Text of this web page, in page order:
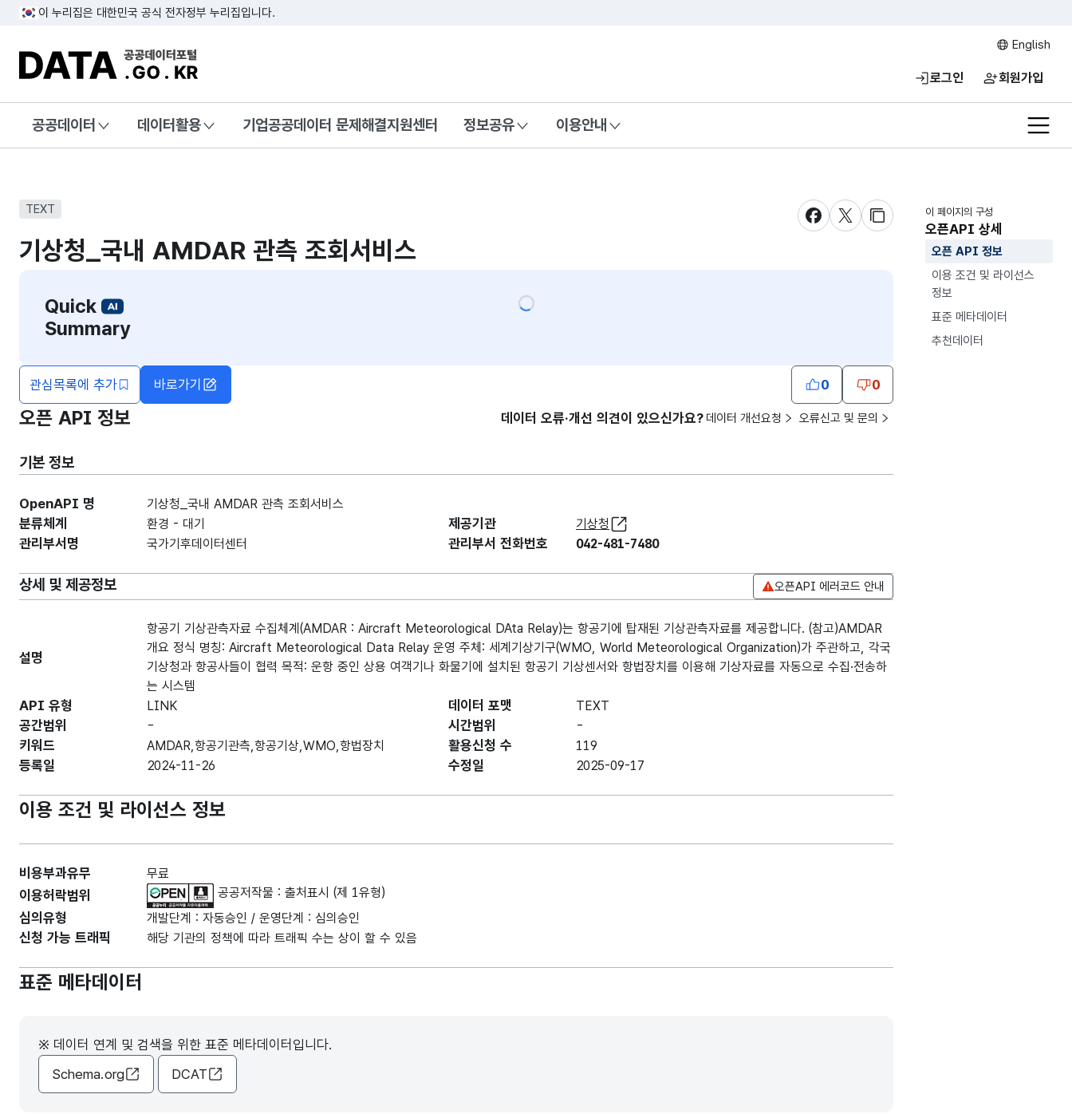
이 누리집은 대한민국 공식 전자정부 누리집입니다.
DATA.GO.KR 공공데이터포털
English
로그인 회원가입
전체
공공데이터 데이터활용 기업공공데이터 문제해결지원센터 정보공유 이용안내
TEXT
새창 열림새창 열림새창 열림
기상청_국내 AMDAR 관측 조회서비스
Quick
Summary
관심목록에 추가 바로가기 0 0
이 페이지의 구성
오픈API 상세
오픈 API 정보
이용 조건 및 라이선스
정보
표준 메타데이터
추천데이터
오픈 API 정보 데이터 오류·개선 의견이 있으신가요? 데이터 개선요청 오류신고 및 문의
기본 정보
OpenAPI 명 기상청_국내 AMDAR 관측 조회서비스
분류체계 환경 - 대기 제공기관 기상청
관리부서명 국가기후데이터센터 관리부서 전화번호 042-481-7480
상세 및 제공정보 오픈API 에러코드 안내
설명
항공기 기상관측자료 수집체계(AMDAR : Aircraft Meteorological DAta Relay)는 항공기에 탑재된 기상관측자료를 제공합니다. (참고)AMDAR
개요 정식 명칭: Aircraft Meteorological Data Relay 운영 주체: 세계기상기구(WMO, World Meteorological Organization)가 주관하고, 각국
기상청과 항공사들이 협력 목적: 운항 중인 상용 여객기나 화물기에 설치된 항공기 기상센서와 항법장치를 이용해 기상자료를 자동으로 수집·전송하
는 시스템
API 유형 LINK 데이터 포맷 TEXT
공간범위 - 시간범위 -
키워드 AMDAR,항공기관측,항공기상,WMO,항법장치 활용신청 수 119
등록일 2024-11-26 수정일 2025-09-17
이용 조건 및 라이선스 정보
비용부과유무 무료
이용허락범위 공공저작물 : 출처표시 (제 1유형)
심의유형 개발단계 : 자동승인 / 운영단계 : 심의승인
신청 가능 트래픽 해당 기관의 정책에 따라 트래픽 수는 상이 할 수 있음
표준 메타데이터
※ 데이터 연계 및 검색을 위한 표준 메타데이터입니다.
Schema.org
DCAT